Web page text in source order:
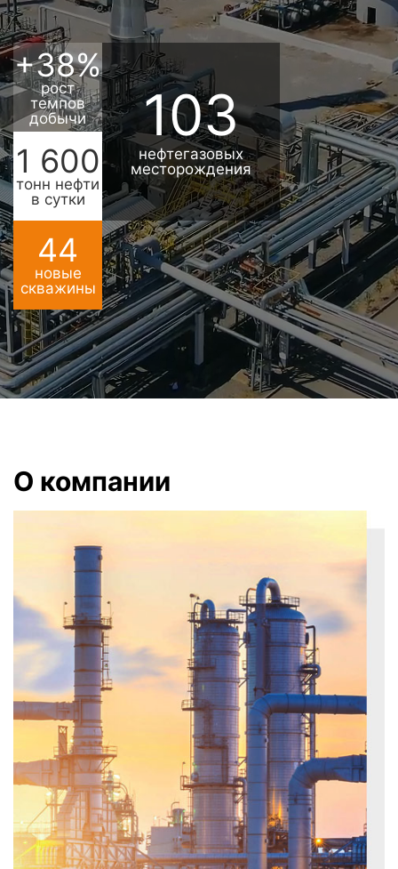
+38%
рост
темпов
добычи
1 600
тонн нефти
в сутки
44
новые
скважины
103
нефтегазовых
месторождения
О компании